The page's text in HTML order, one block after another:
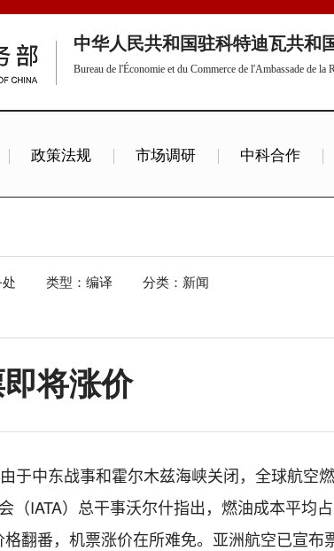
中华人民共和国驻科特迪瓦共和
Bureau de l'Économie et du Commerce de l'Ambassade de
政策法规 市场调研 中科合作
预警和提示
类型：编译
分类：新闻
将涨价
于中东战事和霍尔木兹海峡关闭，全球航空燃
（IATA）总干事沃尔什指出，燃油成本平均占
翻番，机票涨价在所难免。亚洲航空已宣布